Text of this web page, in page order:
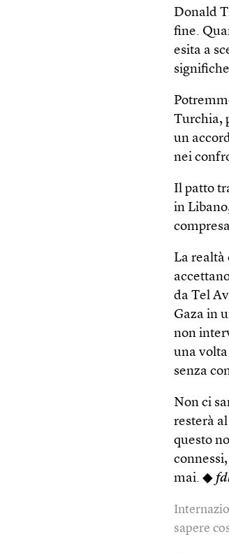
Donald
fine.
esita a
Turchia,
un
nei
Il patto
in
La realtà
da Tel
Gaza in
non
una
senza
Non ci
resterà
questo
mai. ◆
sapere